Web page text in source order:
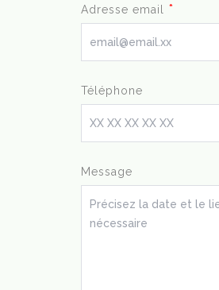
Adresse email *
Téléphone
Message